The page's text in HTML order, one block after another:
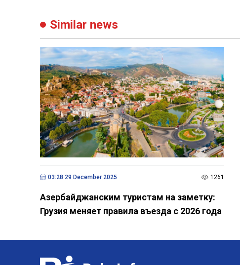
Similar news
03:28 29 December 2025 1261
Азербайджанским туристам на заметку:
Грузия меняет правила въезда с 2026 года